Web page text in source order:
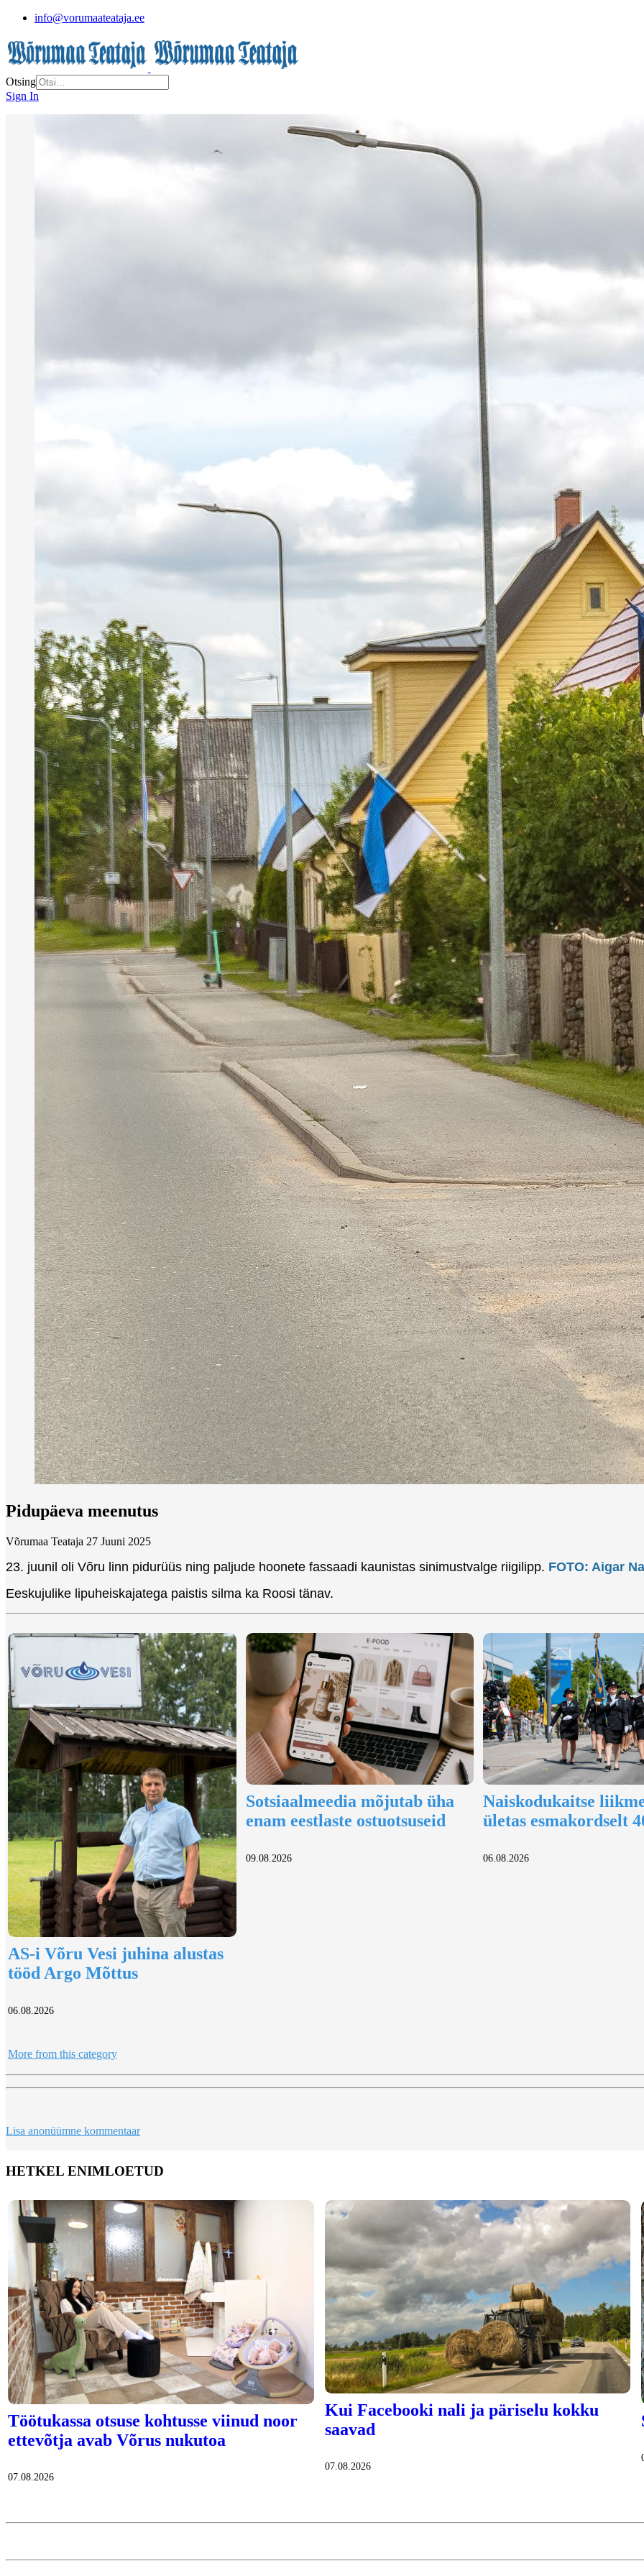
info@vorumaateataja.ee
Otsing
Sign In
Pidupäeva meenutus
Võrumaa Teataja 27 Juuni 2025
23. juunil oli Võru linn pidurüüs ning paljude hoonete fassaadi kaunistas sinimustvalge riigilipp. FOTO: Aigar
Eeskujulike lipuheiskajatega paistis silma ka Roosi tänav.
AS-i Võru Vesi juhina alustas
tööd Argo Mõttus
06.08.2026
Sotsiaalmeedia mõjutab üha
enam eestlaste ostuotsuseid
09.08.2026
Naiskodukaitse
ületas esmakordselt
06.08.2026
More from this category
Lisa anonüümne kommentaar
HETKEL ENIMLOETUD
Töötukassa otsuse kohtusse viinud noor
ettevõtja avab Võrus nukutoa
07.08.2026
Kui Facebooki nali ja päriselu kokku
saavad
07.08.2026